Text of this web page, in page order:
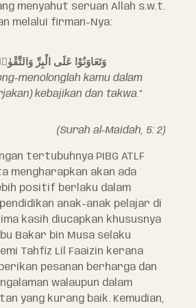
menyahut seruan Allah s.w.t.
melalui firman-Nya:
وَتَعَاوَنُوْا عَلَى الْبِرِّ
menolonglah kamu dalam
kebajikan dan takwa.”
(Surah al-Maidah, 5: 2)
tertubuhnya PIBG ATLF
mengharapkan akan ada
positif berlaku dalam
anak-anak pelajar di
kasih diucapkan khususnya
Bakar bin Musa selaku
Tahfiz Lil Faaizin kerana
pesanan berharga dan
walaupun dalam
yang kurang baik. Kemudian,